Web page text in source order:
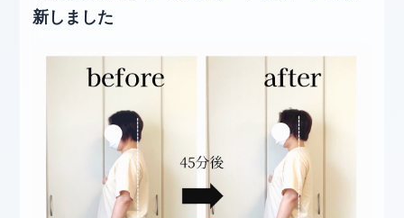
新しました